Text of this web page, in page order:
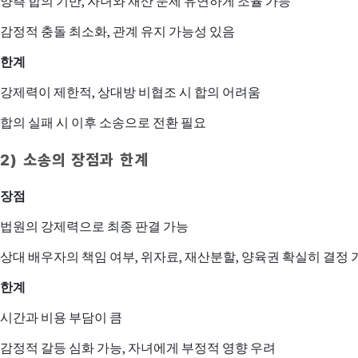
감정적 충돌 최소화, 관계 유지 가능성 있음
한계
강제력이 제한적, 상대방 비협조 시 합의 어려움
합의 실패 시 이후 소송으로 전환 필요
2) 소송의 장점과 한계
장점
법원의 강제력으로 최종 판결 가능
상대 배우자의 책임 여부, 위자료, 재산분할, 양육권 확실히 결정
한계
시간과 비용 부담이 큼
감정적 갈등 심화 가능, 자녀에게 부정적 영향 우려